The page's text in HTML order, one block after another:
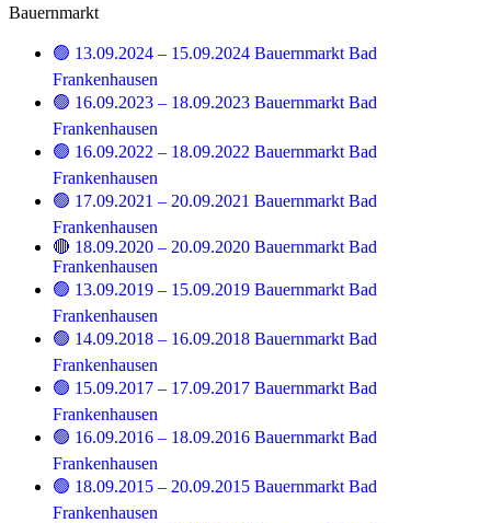
Bauernmarkt
🟢 13.09.2024 – 15.09.2024 Bauernmarkt Bad
Frankenhausen
🟢 16.09.2023 – 18.09.2023 Bauernmarkt Bad
Frankenhausen
🟢 16.09.2022 – 18.09.2022 Bauernmarkt Bad
Frankenhausen
🟢 17.09.2021 – 20.09.2021 Bauernmarkt Bad
Frankenhausen
🔴 18.09.2020 – 20.09.2020 Bauernmarkt Bad
Frankenhausen
🟢 13.09.2019 – 15.09.2019 Bauernmarkt Bad
Frankenhausen
🟢 14.09.2018 – 16.09.2018 Bauernmarkt Bad
Frankenhausen
🟢 15.09.2017 – 17.09.2017 Bauernmarkt Bad
Frankenhausen
🟢 16.09.2016 – 18.09.2016 Bauernmarkt Bad
Frankenhausen
🟢 18.09.2015 – 20.09.2015 Bauernmarkt Bad
Frankenhausen